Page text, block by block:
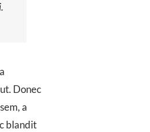
Donec
a
blandit